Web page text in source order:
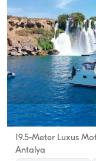
Antalya Zentrum,
19.5-Meter Luxus
Antalya